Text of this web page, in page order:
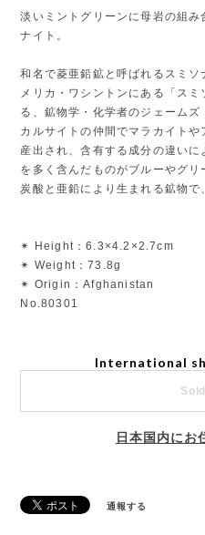
淡いミントグリーンに母岩の組
ナイト。
和名で菱亜鉛鉱と呼ばれるスミ
メリカ・ワシントンにある「ス
る、鉱物学・化学者のジェームズ
カルサイトの仲間でマラカイト
産出され、含有する成分の違い
を多く含んだものがブルーやグリ
炭酸と亜鉛により生まれる鉱物で
✴︎ Height：6.3×4.2×2.7cm
✴︎ Weight：73.8g
✴︎ Origin：Afghanistan
No.80301
International
日本国内にお
通報する